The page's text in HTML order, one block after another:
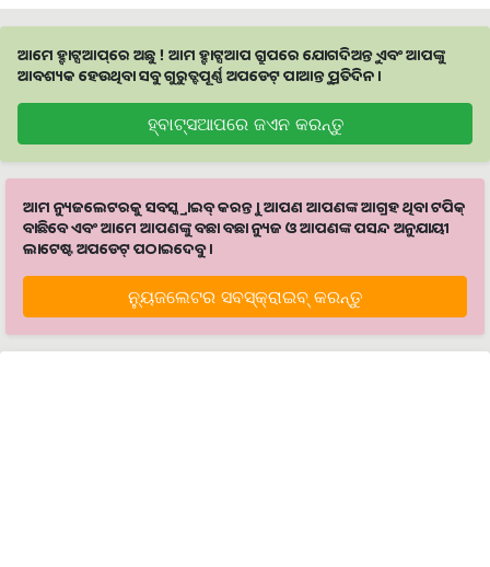
ଆମେ ହ୍ବାଟ୍ସଆପ୍‌ରେ ଅଛୁ ! ଆମ ହ୍ବାଟ୍ସଆପ ଗ୍ରୁପରେ ଯୋଗଦିଅନ୍ତୁ ଏବଂ ଆପଙ୍କୁ
ଆବଶ୍ୟକ ହେଉଥିବା ସବୁ ଗୁରୁତ୍ବପୂର୍ଣ୍ଣ ଅପଡେଟ୍‌ ପାଆନ୍ତୁ ପ୍ରତିଦିନ ।
ହ୍ବାଟ୍ସଆପରେ ଜଏନ କରନ୍ତୁ
ଆମ ନ୍ୟୁଜଲେଟରକୁ ସବସ୍କ୍ରାଇବ୍ କରନ୍ତୁ । ଆପଣ ଆପଣଙ୍କ ଆଗ୍ରହ ଥିବା ଟପିକ୍‌
ବାଛିବେ ଏବଂ ଆମେ ଆପଣଙ୍କୁ ବଛା ବଛା ନ୍ୟୁଜ ଓ ଆପଣଙ୍କ ପସନ୍ଦ ଅନୁଯାୟୀ
ଲାଟେଷ୍ଟ ଅପଡେଟ୍‌ ପଠାଇଦେବୁ ।
ନ୍ୟୁଜଲେଟର ସବସ୍କ୍ରାଇବ୍‌ କରନ୍ତୁ